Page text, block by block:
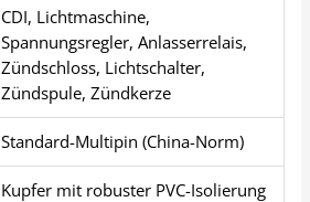
CDI, Lichtmaschine,
Spannungsregler, Anlasserrelais,
Zündschloss, Lichtschalter,
Zündspule, Zündkerze
Standard-Multipin (China-Norm)
Kupfer mit robuster PVC-Isolierung